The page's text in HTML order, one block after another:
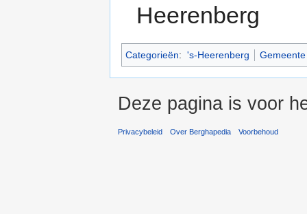
Heerenberg
Categorieën: 's-Heerenberg
Deze pagina is voor
Privacybeleid Over Berghapedia Voorbehoud